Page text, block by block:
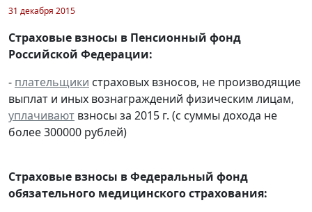
31 декабря 2015
Страховые взносы в Пенсионный фонд
Российской Федерации:
- плательщики страховых взносов, не производящие
выплат и иных вознаграждений физическим лицам,
уплачивают взносы за 2015 г. (с суммы дохода не
более 300000 рублей)
Страховые взносы в Федеральный фонд
обязательного медицинского страхования: